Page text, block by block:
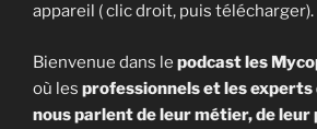
appareil ( clic droit, puis télécharger).
Bienvenue dans le podcast les
où les professionnels et les experts
nous parlent de leur métier, de leur